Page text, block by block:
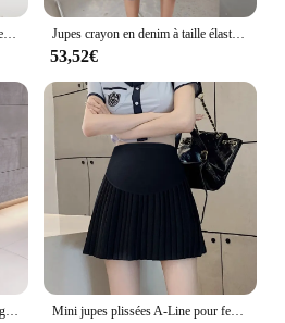
Jupes en denim ALTERJag pour femmes enceintes, jupe longue de grossesse, grande taille, mode d'hiver Jupes crayon en denim à taille élastique pour femmes enceintes, vêtements de grossesse décontractés, automne, été, 260
53,52€
Nouvelle robe de maternité mi-longue, jupe mi-longue en tricot, fente arrière, sac de hanche, mode tout assorti, printemps et automne Mini jupes plissées A-Line pour femmes enceintes, bas chauds pour le ventre, taille élastique, 24 synchronisation, mode estivale, américains, grossesse, Y2K